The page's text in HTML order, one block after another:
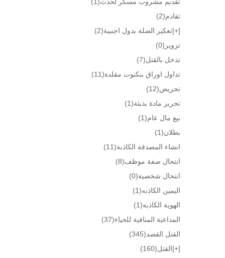
تقادم(2)
[+]تعكير الصلة بدول اجنبية(2)
تزوير (0)
تدخل بالقتل(7)
تداول اوراق بنكنوت مقلدة(11)
تحريض(12)
تحريز مادة بذيئة(1)
بيع مال عام(1)
بطلان(1)
انشاء المصدقة الكاذبة(11)
انتحال صفة موظف(8)
انتحال شخصية(0)
اليمين الكاذبه(1)
الهوية الكاذبة(1)
المداعبة المنافية للحياء(37)
القتل القصد(345)
[+]القتل(160)